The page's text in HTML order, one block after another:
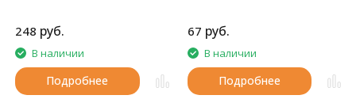
248 руб.
В наличии
Подробнее
67 руб.
В наличии
Подробнее